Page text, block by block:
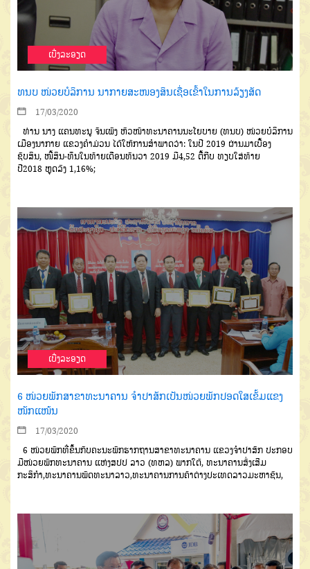
ເບີ່ງລະອຽດ
ທນບ ໜ່ວຍບໍລິການ ນາກາຍສະໜອງສິນເຊື່ອເຂົ້າໃນການລ້ຽງສັດ
17/03/2020
ທ່ານ ນາງ ແຄນທະນູ ຈັນເພັງ ຫົວໜ້າທະນາຄານນະໂຍບາຍ (ທນບ) ໜ່ວຍບໍລິການ
ເມືອງນາກາຍ ແຂວງຄໍາມ່ວນ ໄດ້ໃຫ້ການສຳພາດວ່າ: ໃນປີ 2019 ຜ່ານມາເບື້ອງ
ຊັບສິນ, ໜີ້ສິນ-ທຶນໃນທ້າຍເດືອນທັນວາ 2019 ມີ4,52 ຕື້ກີບ ທຽບໃສ່ທ້າຍ
ປີ2018 ຫຼຸດລົງ 1,16%;
ເບີ່ງລະອຽດ
6 ໜ່ວຍພັກສາຂາທະນາຄານ ຈຳປາສັກເປັນໜ່ວຍພັກປອດໃສເຂັ້ມແຂງ
ໜັກແໜ້ນ
17/03/2020
6 ໜ່ວຍພັກທີ່ຂຶ້ນກັບຄະນະພັກຮາກຖານສາຂາທະນາຄານ ແຂວງຈໍາປາສັກ ປະກອບ
ມີໜ່ວຍພັກທະນາຄານ ແຫ່ງສປປ ລາວ (ທຫລ) ພາກໃຕ້, ທະນາຄານສົ່ງເສີມ
ກະສິກຳ,ທະນາຄານພັດທະນາລາວ,ທະນາຄານການຄ້າຕ່າງປະເທດລາວມະຫາຊົນ,